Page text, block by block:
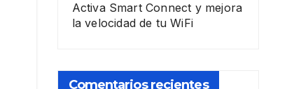
Activa Smart Connect y mejora
la velocidad de tu WiFi
Comentarios recientes